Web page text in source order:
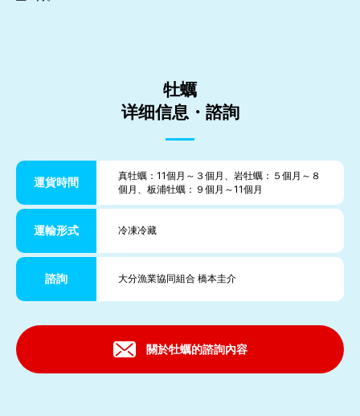
牡蠣
详细信息・諮詢
運貨時間
真牡蠣：11個月～３個月、岩牡蠣：５個月～８
個月、板浦牡蠣：９個月～11個月
運輸形式 冷凍冷藏
諮詢 大分漁業協同組合 橋本圭介
關於牡蠣的諮詢內容